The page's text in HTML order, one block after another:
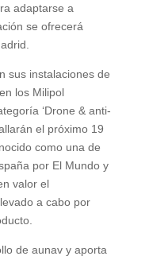
adaptarse a
se ofrecerá
sus instalaciones de
los Milipol
‘Drone & anti-
el próximo 19
como una de
por El Mundo y
valor el
a cabo por
de aunav y aporta